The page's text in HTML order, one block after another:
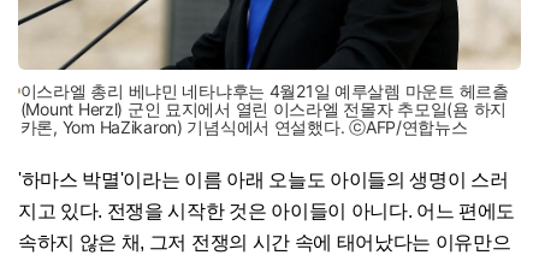
이스라엘 총리 베냐민 네타냐후는 4월21일 예루살렘 마운트 헤르츨
(Mount Herzl) 군인 묘지에서 열린 이스라엘 전몰자 추모일(욤 하지
카론, Yom HaZikaron) 기념식에서 연설했다. ⓒAFP/연합뉴스
'하마스 박멸'이라는 이름 아래 오늘도 아이들의 생명이 스러
지고 있다. 전쟁을 시작한 것은 아이들이 아니다. 어느 편에도
속하지 않은 채, 그저 전쟁의 시간 속에 태어났다는 이유만으